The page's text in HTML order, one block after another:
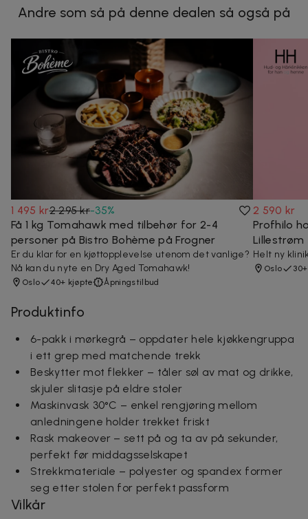
Andre som så på denne dealen så også på
1 495 kr2 295 kr-35%
Få 1 kg Tomahawk med tilbehør for 2-4
personer på Bistro Bohème på Frogner
Er du klar for en kjøttopplevelse utenom det vanlige?
Nå kan du nyte en Dry Aged Tomahawk!
Oslo 40+ kjøpte Åpningstilbud
2 590 kr
Profhilo
Lillestrøm
Helt ny
Oslo
Produktinfo
6-pakk i mørkegrå – oppdater hele kjøkkengruppa
i ett grep med matchende trekk
Beskytter mot flekker – tåler søl av mat og drikke,
skjuler slitasje på eldre stoler
Maskinvask 30°C – enkel rengjøring mellom
anledningene holder trekket friskt
Rask makeover – sett på og ta av på sekunder,
perfekt før middagsselskapet
Strekkmateriale – polyester og spandex former
seg etter stolen for perfekt passform
Vilkår